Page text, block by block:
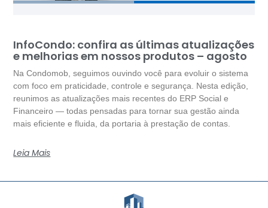
InfoCondo: confira as últimas atualizações
e melhorias em nossos produtos – agosto
Na Condomob, seguimos ouvindo você para evoluir o sistema
com foco em praticidade, controle e segurança. Nesta edição,
reunimos as atualizações mais recentes do ERP Social e
Financeiro — todas pensadas para tornar sua gestão ainda
mais eficiente e fluida, da portaria à prestação de contas.
Leia Mais